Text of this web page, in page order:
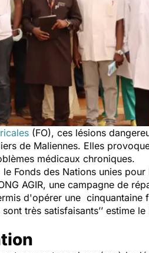
(FO), ces lésions
de Maliennes. Elles
médicaux chroniques.
Fonds des Nations unies
AGIR, une campagne de
d'opérer une cinquantaine
très satisfaisants’’ estime le